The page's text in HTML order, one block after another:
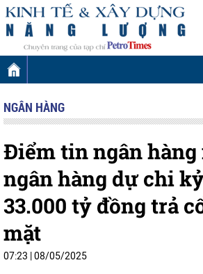
NGÂN HÀNG
Điểm tin ngân hàng
ngân hàng dự chi
33.000 tỷ đồng trả
mặt
07:23 08/05/2025